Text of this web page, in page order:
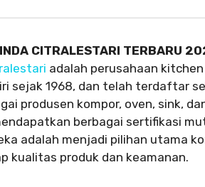
CITRALESTARI TERBARU
adalah perusahaan
sejak 1968, dan telah terdaftar
produsen kompor, oven, sink,
berbagai sertifikasi
adalah menjadi pilihan utama
kualitas produk dan keamanan.